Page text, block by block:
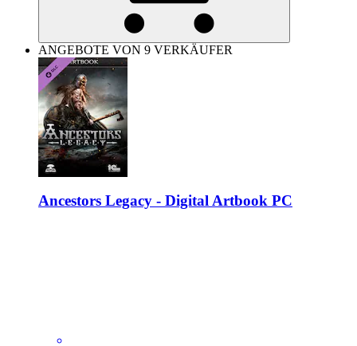
ANGEBOTE VON 9 VERKÄUFER
Ancestors Legacy - Digital Artbook PC